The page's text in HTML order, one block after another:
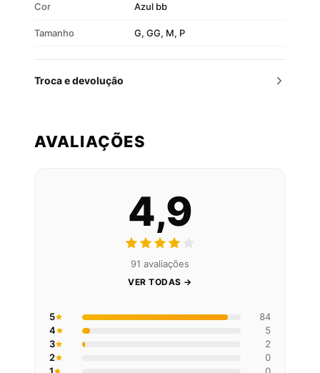
Cor Azul bb
Tamanho G, GG, M, P
Troca e devolução
AVALIAÇÕES
4,9
91 avaliações
VER TODAS →
5
84
4
5
3
2
2
0